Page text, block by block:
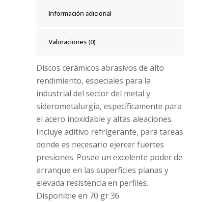
Información adicional
Valoraciones (0)
Discos cerámicos abrasivos de alto
rendimiento, especiales para la
industrial del sector del metal y
siderometalurgia, específicamente para
el acero inoxidable y altas aleaciones.
Incluye aditivo refrigerante, para tareas
donde es necesario ejercer fuertes
presiones. Posee un excelente poder de
arranque en las superficies planas y
elevada resistencia en perfiles.
Disponible en 70 gr 36